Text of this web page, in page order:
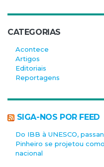
CATEGORIAS
Acontece
Artigos
Editoriais
Reportagens
SIGA-NOS POR FEED
Do IBB à UNESCO,
Pinheiro se projetou
nacional